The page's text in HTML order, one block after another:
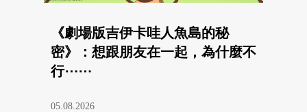
《劇場版吉伊卡哇人魚島的秘
密》：想跟朋友在一起，為什麼不
行⋯⋯
05.08.2026